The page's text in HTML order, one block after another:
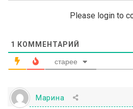
Please login to
1 КОММЕНТАРИЙ
старее
Марина